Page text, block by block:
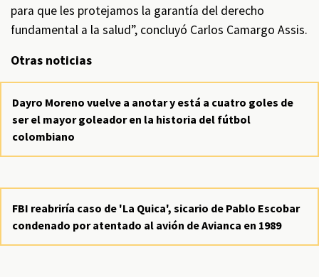
para que les protejamos la garantía del derecho
fundamental a la salud”, concluyó Carlos Camargo Assis.
Otras noticias
Dayro Moreno vuelve a anotar y está a cuatro goles de
ser el mayor goleador en la historia del fútbol
colombiano
FBI reabriría caso de 'La Quica', sicario de Pablo Escobar
condenado por atentado al avión de Avianca en 1989